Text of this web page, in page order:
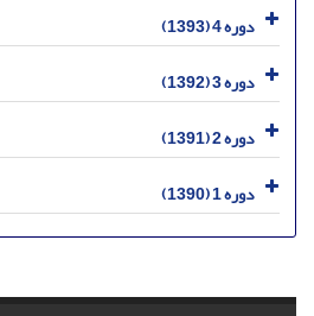
دوره 4 (1393)
دوره 3 (1392)
دوره 2 (1391)
دوره 1 (1390)